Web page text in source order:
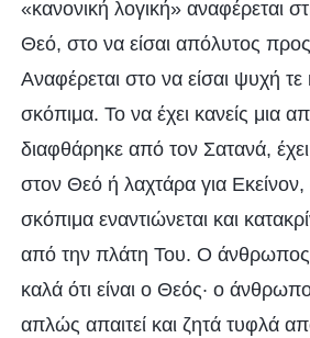
«κανονική λογική» αναφέρεται
Θεό, στο να είσαι απόλυτος
Αναφέρεται στο να είσαι ψυχή
σκόπιμα. Το να έχει κανείς μια
διαφθάρηκε από τον Σατανά, έχει
στον Θεό ή λαχτάρα για
σκόπιμα εναντιώνεται και
από την πλάτη Του. Ο άνθρωπος
καλά ότι είναι ο Θεός· ο
απλώς απαιτεί και ζητά τυφλά